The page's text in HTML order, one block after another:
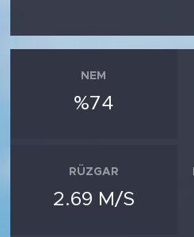
NEM
%74
RÜZGAR
2.69 M/S
MEDYA KÖŞESİ